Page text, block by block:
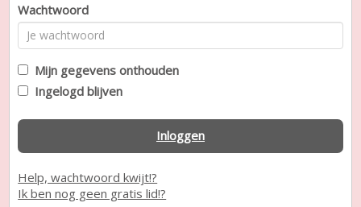
Wachtwoord
Mijn gegevens onthouden
Ingelogd blijven
Inloggen
Help, wachtwoord kwijt!?
Ik ben nog geen gratis lid!?